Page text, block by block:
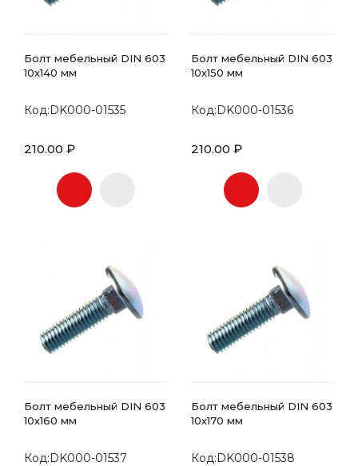
Болт мебельный DIN 603
10х140 мм
Код:DK000-01535
210.00 ₽
Болт мебельный DIN 603
10х150 мм
Код:DK000-01536
210.00 ₽
Болт мебельный DIN 603
10х160 мм
Код:DK000-01537
Болт мебельный DIN 603
10х170 мм
Код:DK000-01538